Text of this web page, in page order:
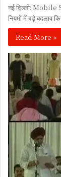
नई दिल्ली: Mobile
नियमों में बड़े बदलाव
Read More »